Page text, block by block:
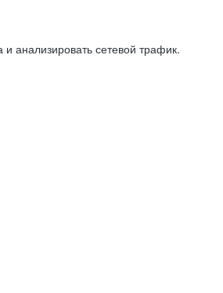
анализировать сетевой трафик.